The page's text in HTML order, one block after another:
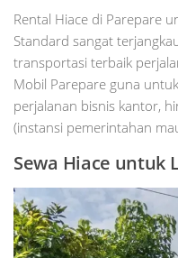
Rental Hiace di Parepare
Standard sangat
transportasi terbaik
Mobil Parepare guna
perjalanan bisnis kantor,
(instansi pemerintahan
Sewa Hiace untuk